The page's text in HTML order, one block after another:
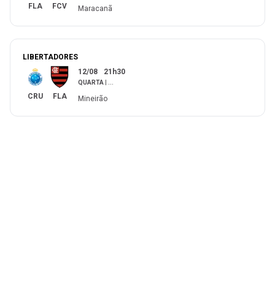
FLA FCV Maracanã
LIBERTADORES
CRU FLA
12/08 21h30
QUARTA
Mineirão